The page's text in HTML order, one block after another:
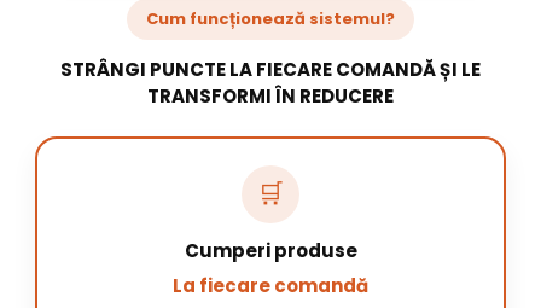
Cum funcționează sistemul?
STRÂNGI PUNCTE LA FIECARE COMANDĂ ȘI LE
TRANSFORMI ÎN REDUCERE
🛒
Cumperi produse
La fiecare comandă